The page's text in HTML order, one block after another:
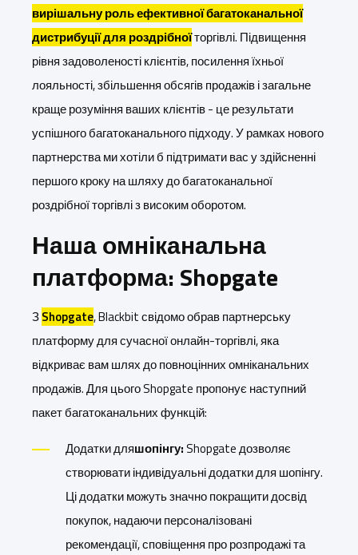
вирішальну роль ефективної багатоканальної
дистрибуції для роздрібноїторгівлі. Підвищення
рівня задоволеності клієнтів, посилення їхньої
лояльності, збільшення обсягів продажів і загальне
краще розуміння ваших клієнтів - це результати
успішного багатоканального підходу. У рамках нового
партнерства ми хотіли б підтримати вас у здійсненні
першого кроку на шляху до багатоканальної
роздрібної торгівлі з високим оборотом.
Наша омніканальна
платформа: Shopgate
ЗShopgate, Blackbit свідомо обрав партнерську
платформу для сучасної онлайн-торгівлі, яка
відкриває вам шлях до повноцінних омніканальних
продажів. Для цього Shopgate пропонує наступний
пакет багатоканальних функцій:
Додатки дляшопінгу:Shopgate дозволяє
створювати індивідуальні додатки для шопінгу.
Ці додатки можуть значно покращити досвід
покупок, надаючи персоналізовані
рекомендації, сповіщення про розпродажі та